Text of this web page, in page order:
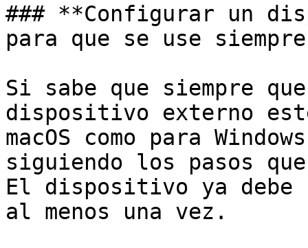
### **Configurar un
para que se use siempre
Si sabe que siempre
dispositivo externo
macOS como para
siguiendo los pasos
El dispositivo ya debe
al menos una vez.